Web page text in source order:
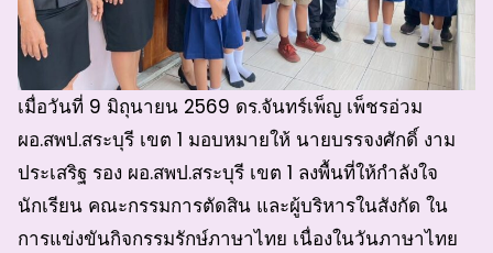
เมื่อวันที่ 9 มิถุนายน 2569 ดร.จันทร์เพ็ญ เพ็ชรอ่วม
ผอ.สพป.สระบุรี เขต 1 มอบหมายให้ นายบรรจงศักดิ์ งาม
ประเสริฐ รอง ผอ.สพป.สระบุรี เขต 1 ลงพื้นที่ให้กำลังใจ
นักเรียน คณะกรรมการตัดสิน และผู้บริหารในสังกัด ใน
การแข่งขันกิจกรรมรักษ์ภาษาไทย เนื่องในวันภาษาไทย